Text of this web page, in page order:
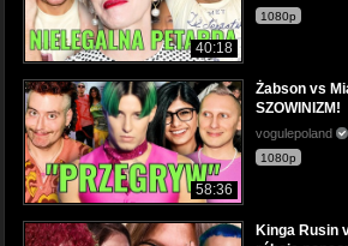
40:18
1080p
58:36
Żabson vs
SZOWINIZM!
vogulepoland
1080p
Kinga Rusin